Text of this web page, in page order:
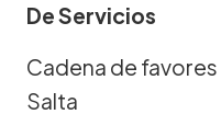
De Servicios
Cadena de
Salta